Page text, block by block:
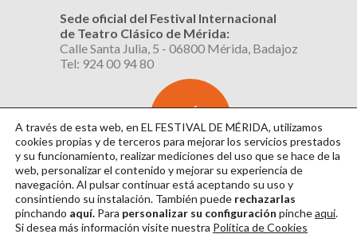
Sede oficial del Festival Internacional
de Teatro Clásico de Mérida:
Calle Santa Julia, 5 - 06800 Mérida, Badajoz
Tel: 924 00 94 80
SUSCRÍBETE
AL BOLETÍN
A través de esta web, en EL FESTIVAL DE MÉRIDA, utilizamos
cookies propias y de terceros para mejorar los servicios prestados
y su funcionamiento, realizar mediciones del uso que se hace de la
web, personalizar el contenido y mejorar su experiencia de
navegación. Al pulsar continuarestá aceptando su uso y
consintiendo su instalación. También puede rechazarlas
pinchando aquí. Para personalizar su configuración pincheaquí.
Si desea más información visite nuestra Política de Cookies